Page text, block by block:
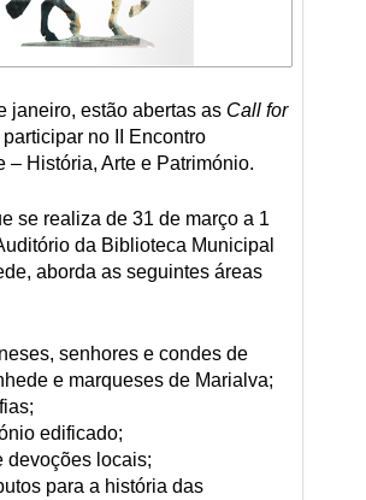
janeiro, estão abertas as Call for
no II Encontro
– História, Arte e Património.
se realiza de 31 de março a 1
da Biblioteca Municipal
aborda as seguintes áreas
senhores e condes de
e marqueses de Marialva;
edificado;
devoções locais;
para a história das